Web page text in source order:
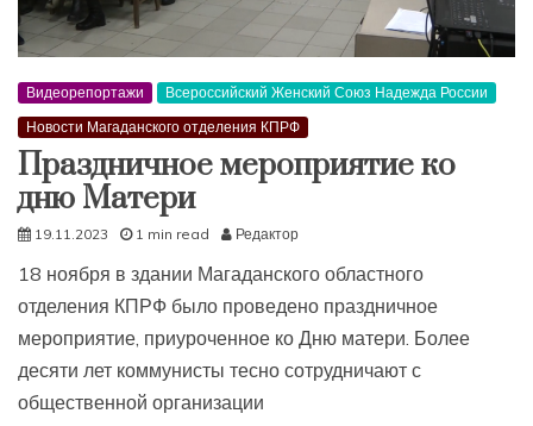
Видеорепортажи
Всероссийский Женский Союз Надежда России
Новости Магаданского отделения КПРФ
Праздничное мероприятие ко
дню Матери
19.11.2023 1 min read Редактор
18 ноября в здании Магаданского областного
отделения КПРФ было проведено праздничное
мероприятие, приуроченное ко Дню матери. Более
десяти лет коммунисты тесно сотрудничают с
общественной организации